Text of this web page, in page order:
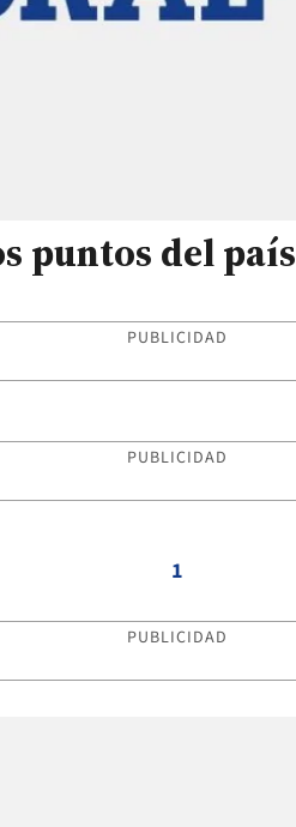
puntos del país
PUBLICIDAD
PUBLICIDAD
1
PUBLICIDAD